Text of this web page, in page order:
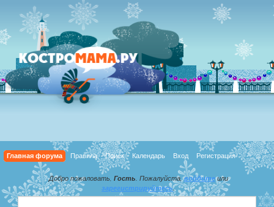
Главная форума Правила Поиск Календарь Вход Регистрация
Добро пожаловать, Гость . Пожалуйста,войдитеили
зарегистрируйтесь.